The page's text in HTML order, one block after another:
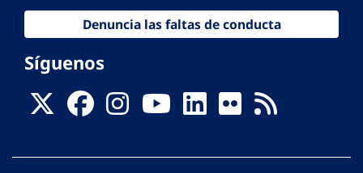
Denuncia las faltas de conducta
Síguenos